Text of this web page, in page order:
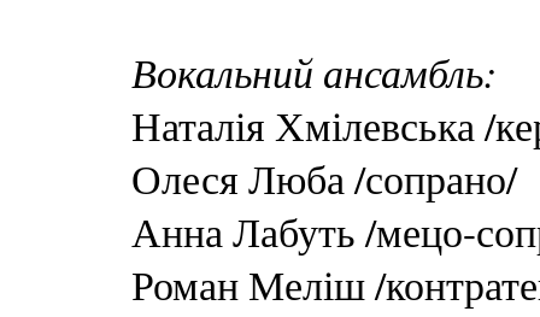
Вокальний ансамбль:
Наталія Хмілевська /
Олеся Люба /сопрано/
Анна Лабуть /мецо-
Роман Меліш /